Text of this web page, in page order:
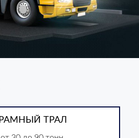
ТРАЛ